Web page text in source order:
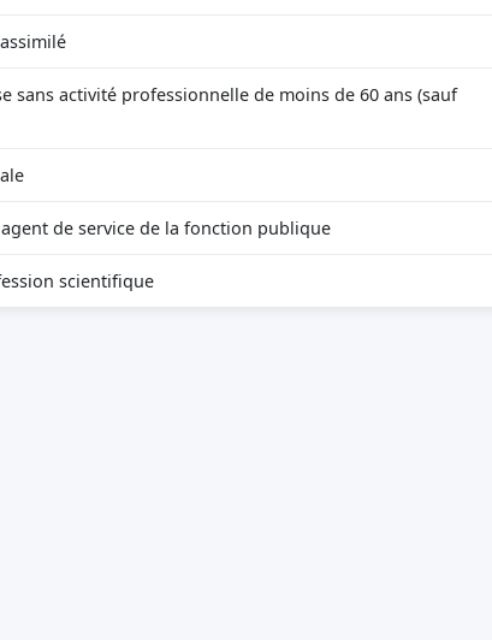
sans activité professionnelle de moins de 60 ans (sauf
de service de la fonction publique
scientifique